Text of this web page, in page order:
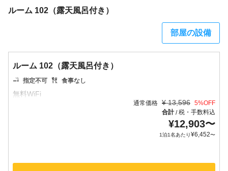
ルーム 102（露天風呂付き）
部屋の設備
ルーム 102（露天風呂付き）
指定不可 食事なし
通常価格 ¥ 13,596 5%OFF
合計/税・手数料込
¥12,903〜
1泊1名あたり¥6,452〜